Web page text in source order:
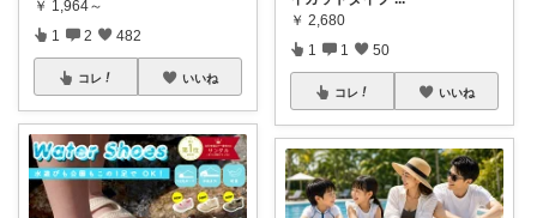
￥ 1,964～
1 2 482
コレ いいね
￥ 2,680
1 1 50
コレ いいね